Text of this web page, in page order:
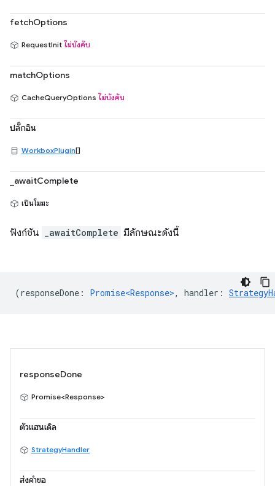
fetchOptions
RequestInit ไม่บังคับ
matchOptions
CacheQueryOptions ไม่บังคับ
ปลั๊กอิน
WorkboxPlugin[]
_awaitComplete
เป็นโมฆะ
ฟังก์ชัน _awaitComplete มีลักษณะดังนี้
(responseDone : Promise<Response>, handler :
responseDone
Promise<Response>
ตัวแฮนเดิล
StrategyHandler
ส่งคำขอ